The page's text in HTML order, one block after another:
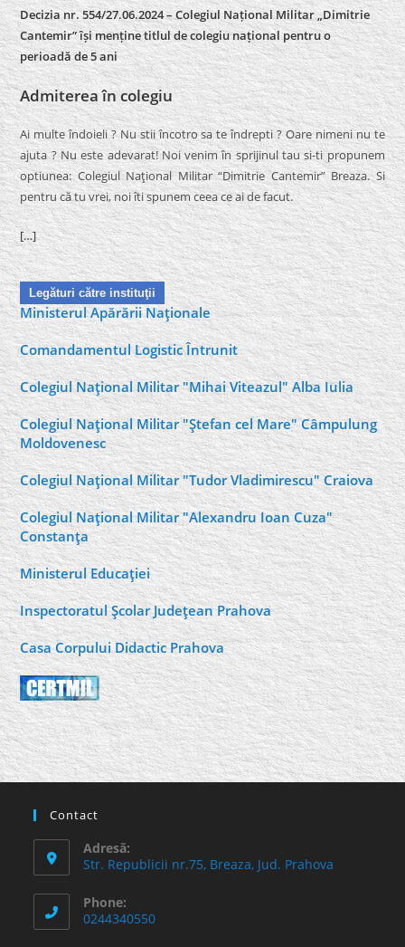
Decizia nr. 554/27.06.2024 – Colegiul Național Militar „Dimitrie
Cantemir” își menține titlul de colegiu național pentru o
perioadă de 5 ani
Admiterea în colegiu
Ai multe îndoieli ? Nu stii încotro sa te îndrepti ? Oare nimeni nu te
ajuta ? Nu este adevarat! Noi venim în sprijinul tau si-ti propunem
optiunea: Colegiul Naţional Militar “Dimitrie Cantemir” Breaza. Si
pentru că tu vrei, noi îti spunem ceea ce ai de facut.
[…]
Legături către instituţii
Ministerul Apărării Naţionale
Comandamentul Logistic Întrunit
Colegiul Naţional Militar "Mihai Viteazul" Alba Iulia
Colegiul Naţional Militar "Ştefan cel Mare" Câmpulung
Moldovenesc
Colegiul Naţional Militar "Tudor Vladimirescu" Craiova
Colegiul Naţional Militar "Alexandru Ioan Cuza"
Constanţa
Ministerul Educaţiei
Inspectoratul Şcolar Judeţean Prahova
Casa Corpului Didactic Prahova
Contact
Adresă:
Str. Republicii nr.75, Breaza, Jud. Prahova
Phone:
0244340550